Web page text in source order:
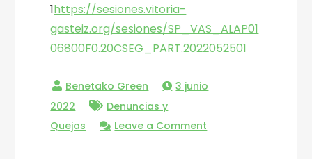
1https://sesiones.vitoria-
gasteiz.org/sesiones/SP_VAS_ALAP01
06800F0.20CSEG_PART.2022052501
3 junio
2022
Denuncias y
Quejas
Leave a Comment